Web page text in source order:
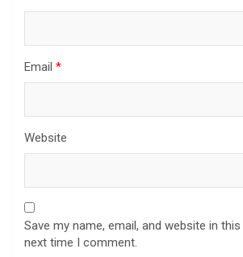
Email *
Website
Save my name, email, and website in
next time I comment.